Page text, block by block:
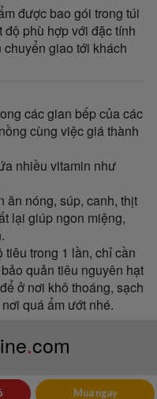
được bao gói trong túi
phù hợp với đặc tính
giao tới khách
các gian bếp của các
cùng việc giá thành
nhiều vitamin như
ăn nóng, súp, canh, thịt
lại giúp ngon miệng,
trong 1 lần, chỉ cần
quản tiêu nguyên hạt
ở nơi khô thoáng, sạch
quá ẩm ướt nhé.
.com
Mua ngay